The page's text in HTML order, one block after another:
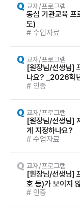
교재/프로그램
동심 기관교육
도)
# 수업자료
교재/프로그램
[원장님/선생님]
나요? _2026학
# 인증
교재/프로그램
[원장님/선생님]
게 지정하나요?
# 수업자료
교재/프로그램
[원장님/선생님]
호 등)가 보이지
# 인증